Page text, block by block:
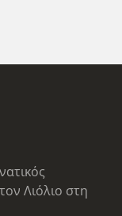
Λιόλιο στη